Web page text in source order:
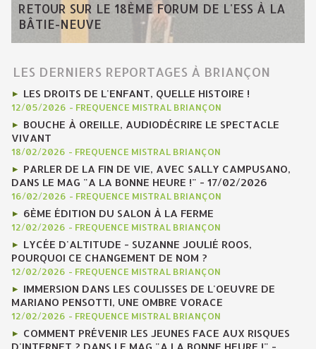
RETOUR SUR LE 18ÈME FORUM DE L'ESS À LA
BÂTIE-NEUVE
LES DERNIERS REPORTAGES À BRIANÇON
LES DROITS DE L'ENFANT, QUELLE HISTOIRE !
12/05/2026 - FREQUENCE MISTRAL BRIANÇON
BOUCHE À OREILLE, AUDIODÉCRIRE LE SPECTACLE
VIVANT
18/02/2026 - FREQUENCE MISTRAL BRIANÇON
PARLER DE LA FIN DE VIE, AVEC SALLY CAMPUSANO,
DANS LE MAG "A LA BONNE HEURE !" - 17/02/2026
16/02/2026 - FREQUENCE MISTRAL BRIANÇON
6ÈME ÉDITION DU SALON À LA FERME
12/02/2026 - FREQUENCE MISTRAL BRIANÇON
LYCÉE D'ALTITUDE - SUZANNE JOULIÉ ROOS,
POURQUOI CE CHANGEMENT DE NOM ?
12/02/2026 - FREQUENCE MISTRAL BRIANÇON
IMMERSION DANS LES COULISSES DE L'OEUVRE DE
MARIANO PENSOTTI, UNE OMBRE VORACE
12/02/2026 - FREQUENCE MISTRAL BRIANÇON
COMMENT PRÉVENIR LES JEUNES FACE AUX RISQUES